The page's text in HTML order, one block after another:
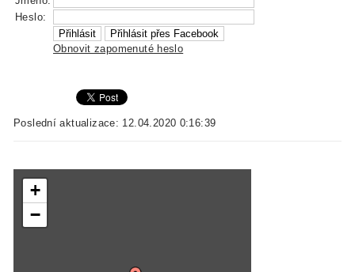
Heslo:
Obnovit zapomenuté heslo
Poslední aktualizace: 12.04.2020 0:16:39
+
−